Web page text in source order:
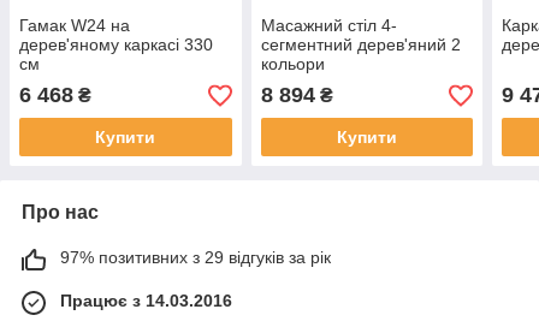
Гамак W24 на
дерев'яному каркасі 330
см
6 468 ₴
Купити
Масажний стіл 4-
сегментний дерев'яний 2
кольори
8 894₴
Купити
9
Про нас
97% позитивних з 29 відгуків за рік
Працює з 14.03.2016